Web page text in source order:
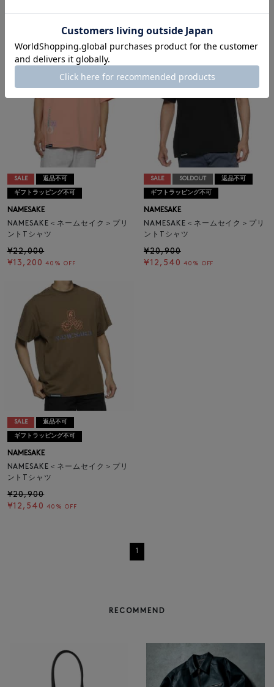
SALE 返品不可
ギフトラッピング不可
NAMESAKE
NAMESAKE＜ネームセイク＞プリ
ントTシャツ
¥22,000
¥13,200 40% OFF
SALE SOLDOUT 返品不可
ギフトラッピング不可
NAMESAKE
NAMESAKE＜ネームセイク＞プリ
ントTシャツ
¥20,900
¥12,540 40% OFF
SALE 返品不可
ギフトラッピング不可
NAMESAKE
NAMESAKE＜ネームセイク＞プリ
ントTシャツ
¥20,900
¥12,540 40% OFF
1
RECOMMEND